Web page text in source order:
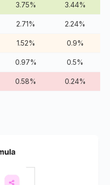
3.75% 3.44%
2.71% 2.24%
1.52% 0.9%
0.97% 0.5%
0.58% 0.24%